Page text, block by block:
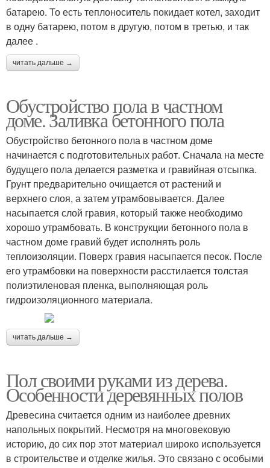
батарею. То есть теплоноситель покидает котел, заходит
в одну батарею, потом в другую, потом в третью, и так
далее .
читать дальше →
Обустройство пола в частном
доме. Заливка бетонного пола
Обустройство бетонного пола в частном доме
начинается с подготовительных работ. Сначала на месте
будущего пола делается разметка и гравийная отсыпка.
Грунт предварительно очищается от растений и
верхнего слоя, а затем утрамбовывается. Далее
насыпается слой гравия, который также необходимо
хорошо утрамбовать. В конструкции бетонного пола в
частном доме гравий будет исполнять роль
теплоизоляции. Поверх гравия насыпается песок. После
его утрамбовки на поверхности расстилается толстая
полиэтиленовая пленка, выполняющая роль
гидроизоляционного материала.
читать дальше →
Пол своими руками из дерева.
Особенности деревянных полов
Древесина считается одним из наиболее древних
напольных покрытий. Несмотря на многовековую
историю, до сих пор этот материал широко используется
в строительстве и отделке жилья. Это связано с особыми